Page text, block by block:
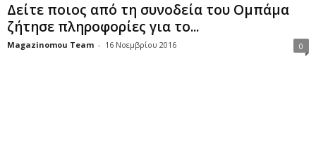
Δείτε ποιος από τη συνοδεία του Ομπάμα
ζήτησε πληροφορίες για το...
Magazinomou Team - 16 Νοεμβρίου 2016 0